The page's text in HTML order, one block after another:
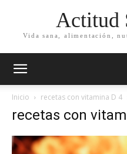
Actitud
Vida sana, alimentación,
Inicio recetas con vitamina D 4
recetas con